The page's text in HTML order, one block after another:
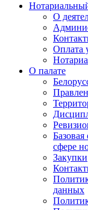
О
Оплата
О палате
сфере
Закупки
данных